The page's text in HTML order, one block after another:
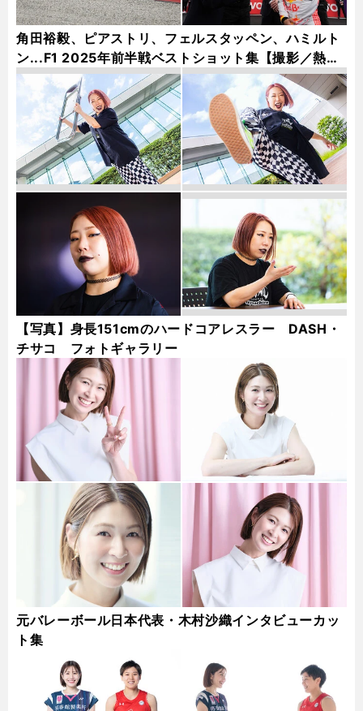
角田裕毅、ピアストリ、フェルスタッペン、ハミルト
ン...F1 2025年前半戦ベストショット集【撮影／熱田
護＆桜井淳雄】
【写真】身長151cmのハードコアレスラー DASH・
チサコ フォトギャラリー
元バレーボール日本代表・木村沙織インタビューカッ
ト集